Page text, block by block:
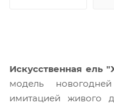
Искусственная ель
модель
имитацией живого